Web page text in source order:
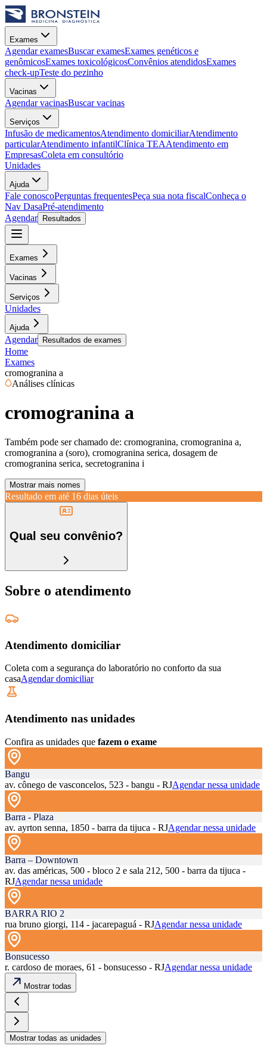
Exames
Agendar examesBuscar examesExames genéticos e
genômicosExames toxicológicosConvênios atendidosExames
check-upTeste do pezinho
Vacinas
Agendar vacinasBuscar vacinas
Serviços
Infusão de medicamentosAtendimento domiciliarAtendimento
particularAtendimento infantilClínica TEAAtendimento em
EmpresasColeta em consultório
Unidades
Ajuda
Fale conoscoPerguntas frequentesPeça sua nota fiscalConheça o
Nav DasaPré-atendimento
Agendar
Resultados
Exames
Vacinas
Serviços
Unidades
Ajuda
Agendar Resultados de exames
Home
Exames
cromogranina a
Análises clínicas
cromogranina a
Também pode ser chamado de: cromogranina, cromogranina a,
cromogranina a (soro), cromogranina serica, dosagem de
cromogranina serica, secretogranina i
Mostrar mais nomes
Resultado em até 16 dias úteis
Qual seu convênio?
Sobre o atendimento
Atendimento domiciliar
Coleta com a segurança do laboratório no conforto da sua
casaAgendar domiciliar
Atendimento nas unidades
Confira as unidades que fazem o exame
Bangu
av. cônego de vasconcelos, 523 - bangu - RJAgendar nessa unidade
Barra - Plaza
av. ayrton senna, 1850 - barra da tijuca - RJAgendar nessa unidade
Barra – Downtown
av. das américas, 500 - bloco 2 e sala 212, 500 - barra da tijuca -
RJAgendar nessa unidade
BARRA RIO 2
rua bruno giorgi, 114 - jacarepaguá - RJAgendar nessa unidade
Bonsucesso
r. cardoso de moraes, 61 - bonsucesso - RJAgendar nessa unidade
Mostrar todas
Mostrar todas as unidades